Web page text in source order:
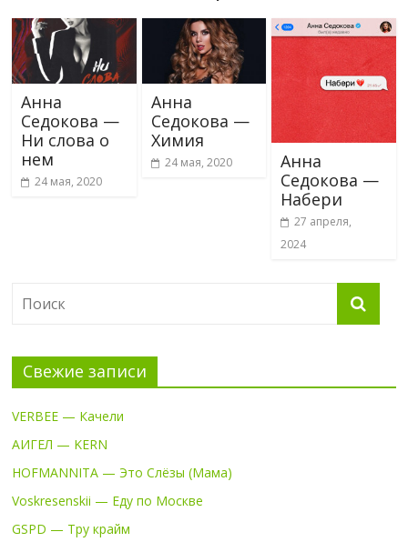
Анна
Седокова —
Ни слова о
нем
24 мая, 2020
Анна
Седокова —
Химия
24 мая, 2020
Анна
Седокова —
Набери
27 апреля,
2024
Свежие записи
VERBEE — Качели
АИГЕЛ — KERN
HOFMANNITA — Это Слёзы (Мама)
Voskresenskii — Еду по Москве
GSPD — Тру крайм